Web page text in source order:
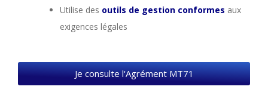
Utilise des outils de gestion conformes aux
exigences légales
Je consulte l'Agrément MT71